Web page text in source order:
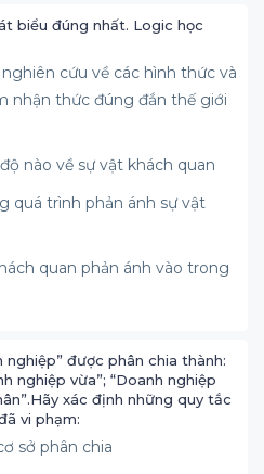
biểu đúng nhất. Logic học
cứu về các hình thức và
nhận thức đúng đắn thế giới
nào về sự vật khách quan
quá trình phản ánh sự vật
quan phản ánh vào trong
nghiệp” được phân chia thành:
nghiệp vừa”; “Doanh nghiệp
xác định những quy tắc
vi phạm:
sở phân chia